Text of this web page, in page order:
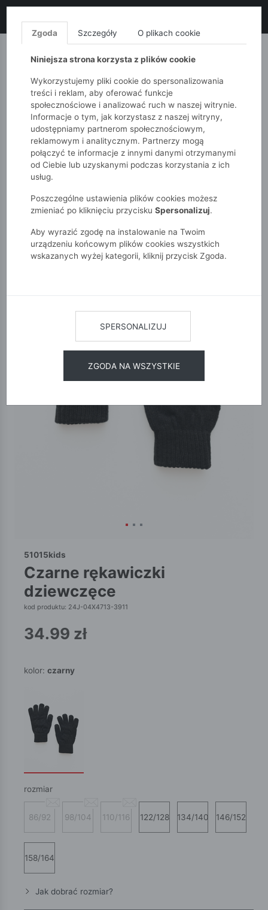
MONNARI QUIOSQUE
51015kids Akcesoria Czarne rękawiczki dziewczęce
51015kids
czarne rękawiczki
dziewczęce
kod produktu: 24J-04X4713-3911
34.99 zł
kolor: czarny
rozmiar
86/92 98/104 110/116 122/128 134/140 146/152
158/164
Jak dobrać rozmiar?
Zgoda Szczegóły O plikach cookie
Niniejsza strona korzysta z plików cookie
Wykorzystujemy pliki cookie do spersonalizowania
treści i reklam, aby oferować funkcje
społecznościowe i analizować ruch w naszej witrynie.
Informacje o tym, jak korzystasz z naszej witryny,
udostępniamy partnerom społecznościowym,
reklamowym i analitycznym. Partnerzy mogą
połączyć te informacje z innymi danymi otrzymanymi
od Ciebie lub uzyskanymi podczas korzystania z ich
usług.
Poszczególne ustawienia plików cookies możesz
zmieniać po kliknięciu przycisku Spersonalizuj.
Aby wyrazić zgodę na instalowanie na Twoim
urządzeniu końcowym plików cookies wszystkich
wskazanych wyżej kategorii, kliknij przycisk Zgoda.
SPERSONALIZUJ
ZGODA NA WSZYSTKIE